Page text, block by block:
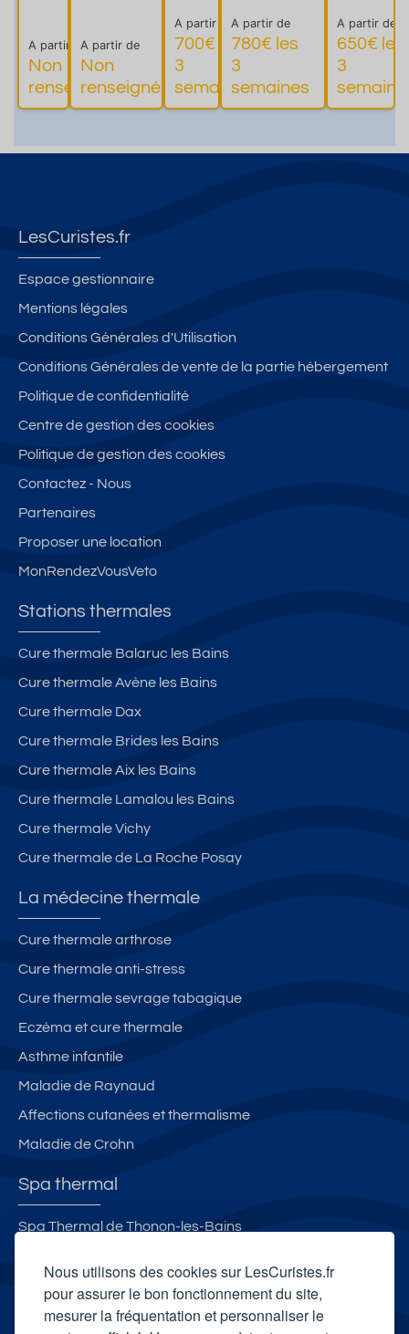
Nous utilisons des cookies sur LesCuristes.fr
pour assurer le bon fonctionnement du site,
mesurer la fréquentation et personnaliser le
A partir de
Non
renseigné
Plus
d'informations
es
A partir de
Non
renseigné
Plus
d'informations
A partir de
700€ les
3
semaines
Plus
d'informations
Brides les
Bains
A partir de
780€ les
3
semaines
d'informations
des
term
es
A partir de
650€ les
3
LesCuristes.fr
Espace gestionnaire
Mentions légales
Conditions Générales d'Utilisation
Conditions Générales de vente de la partie hébergement
Politique de confidentialité
Centre de gestion des cookies
Politique de gestion des cookies
Contactez - Nous
Partenaires
Proposer une location
MonRendezVousVeto
Stations thermales
Cure thermale Balaruc les Bains
Cure thermale Avène les Bains
Cure thermale Dax
Cure thermale Brides les Bains
Cure thermale Aix les Bains
Cure thermale Lamalou les Bains
Cure thermale Vichy
Cure thermale de La Roche Posay
La médecine thermale
Cure thermale arthrose
Cure thermale anti-stress
Cure thermale sevrage tabagique
Eczéma et cure thermale
Asthme infantile
Maladie de Raynaud
Affections cutanées et thermalisme
Maladie de Crohn
Spa thermal
Spa Thermal de Thonon-les-Bains
Spa thermal de la station thermale de la Chaldette